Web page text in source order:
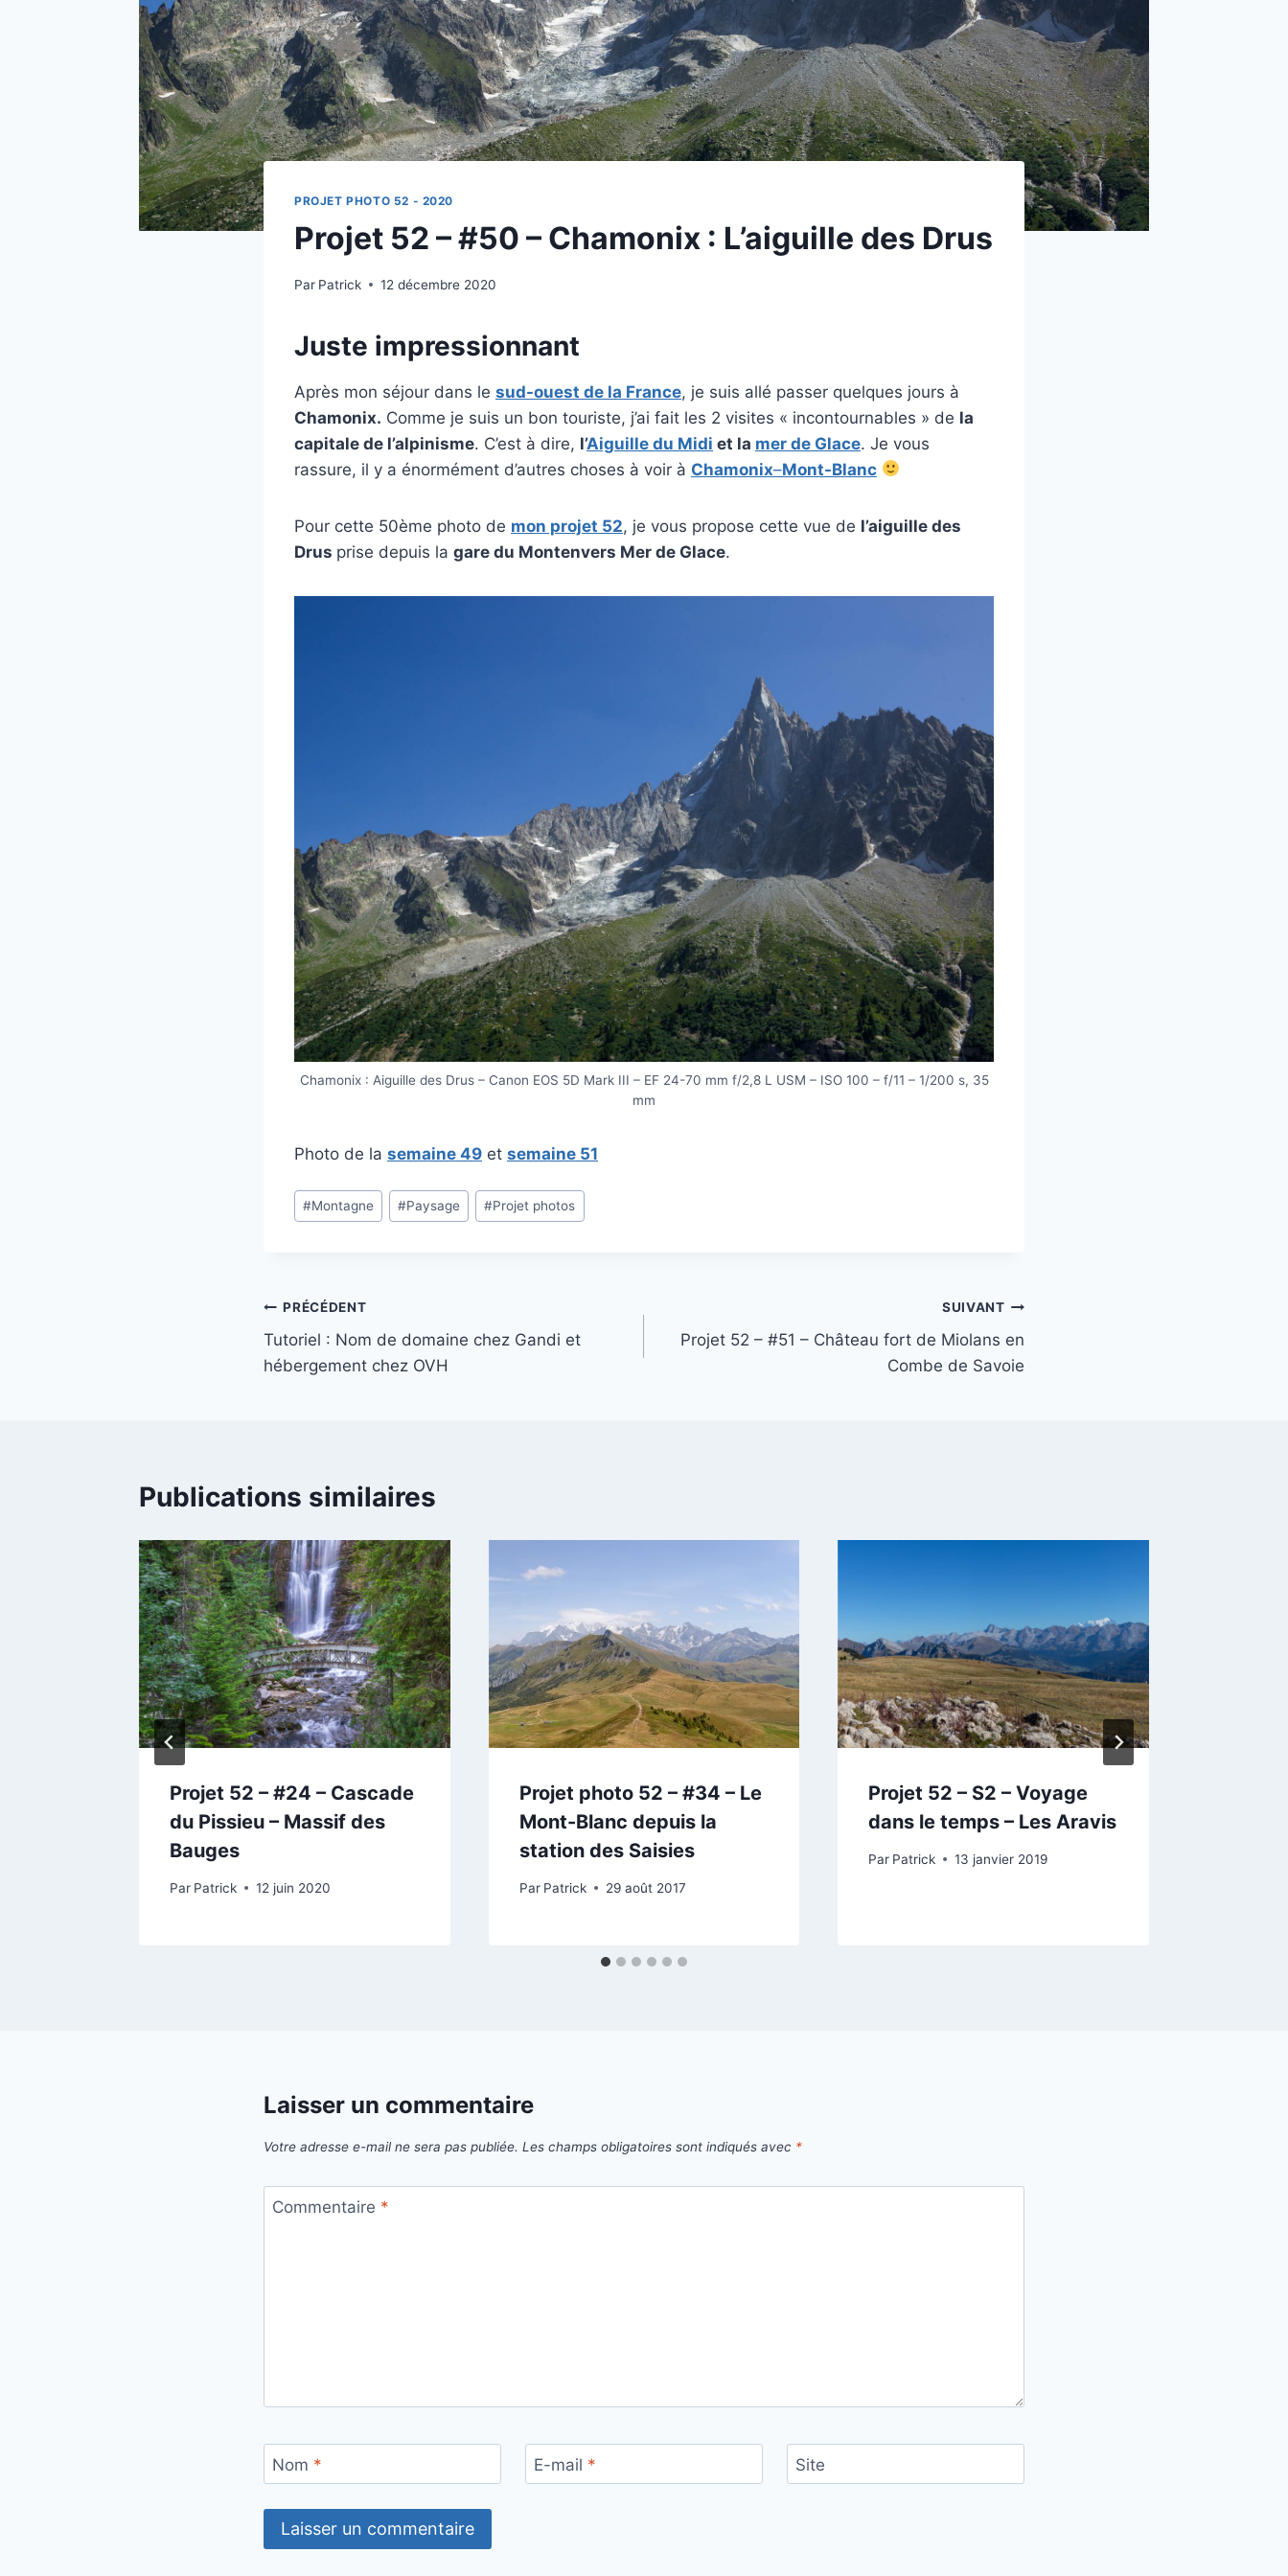
PROJET PHOTO 52 - 2020
Projet 52 – #50 – Chamonix : L’aiguille des Drus
Par Patrick 12 décembre 2020
Juste impressionnant
Après mon séjour dans le sud-ouest de la France, je suis allé passer quelques jours à
Chamonix. Comme je suis un bon touriste, j’ai fait les 2 visites « incontournables » de la
capitale de l’alpinisme. C’est à dire, l’Aiguille du Midi et la mer de Glace. Je vous
rassure, il y a énormément d’autres choses à voir à Chamonix–Mont-Blanc
Pour cette 50ème photo de mon projet 52, je vous propose cette vue de l’aiguille des
Drus prise depuis la gare du Montenvers Mer de Glace.
Chamonix : Aiguille des Drus – Canon EOS 5D Mark III – EF 24-70 mm f/2,8 L USM – ISO 100 – f/11 – 1/200 s, 35
mm
Photo de la semaine 49 et semaine 51
Étiquettes
de
#Montagne #Paysage #Projet photos
Navigation
de
PRÉCÉDENT
Tutoriel : Nom de domaine chez Gandi et
hébergement chez OVH
SUIVANT
Projet 52 – #51 – Château fort de Miolans en
Combe de Savoie
Publications similaires
Projet 52 – #24 – Cascade
du Pissieu – Massif des
Bauges
Par Patrick 12 juin 2020
Projet photo 52 – #34 – Le
Mont-Blanc depuis la
station des Saisies
Par Patrick 29 août 2017
Projet 52 – S2 – Voyage
dans le temps – Les Aravis
Par Patrick 13 janvier 2019
Laisser un commentaire
Votre adresse e-mail ne sera pas publiée. Les champs obligatoires sont indiqués avec *
Commentaire *
Nom * E-mail * Site